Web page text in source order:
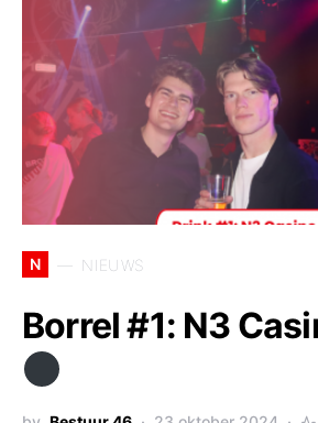
N NIEUWS
Borrel #1: N3